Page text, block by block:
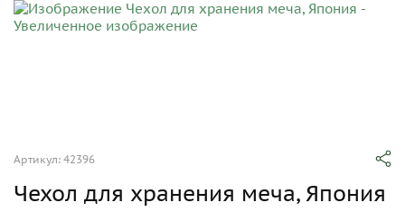
Артикул: 42396
Чехол для хранения меча, Япония